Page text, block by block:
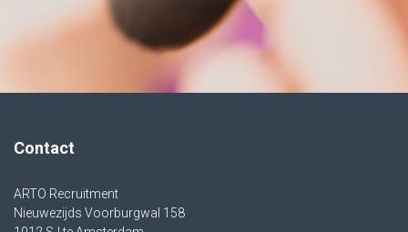
Contact
ARTO Recruitment
Nieuwezijds Voorburgwal 158